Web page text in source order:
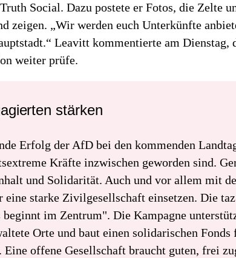
Social. Dazu postete er Fotos, die Zelte
zeigen. „Wir werden euch Unterkünfte
Leavitt kommentierte am Dienstag,
weiter prüfe.
stärken
Erfolg der AfD bei den kommenden
Kräfte inzwischen geworden sind.
und Solidarität. Auch und vor allem mit
eine starke Zivilgesellschaft einsetzen. Die
im Zentrum". Die Kampagne
Orte und baut einen solidarischen Fonds
Eine offene Gesellschaft braucht guten, frei